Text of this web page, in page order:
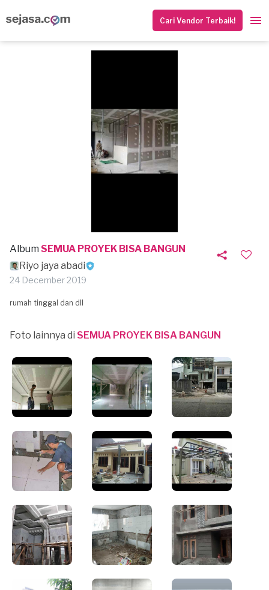
Cari Vendor Terbaik!
Album SEMUA PROYEK BISA BANGUN
Riyo jaya abadi
24 December 2019
rumah tinggal dan dll
Foto lainnya di SEMUA PROYEK BISA BANGUN